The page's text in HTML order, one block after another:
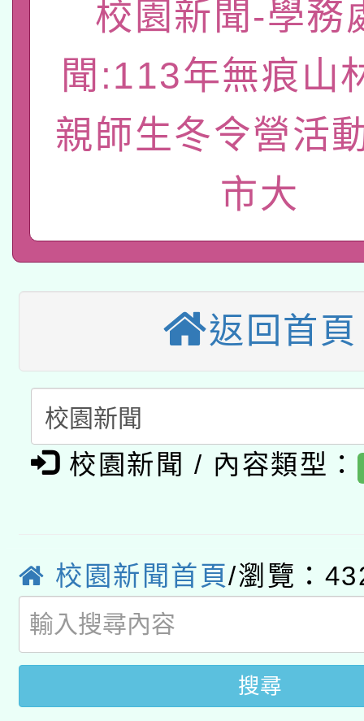
年度健康促進學校輔導
業成長研習」實施計畫
族教育國際趨勢與發展
轉知教育部國民及學前
新北市政府教育局辦理
師專業成長研習實施計
方素養工作坊新北場」
函轉國立臺灣師範大學
族語言臺北學習中心
「族語學習班」招生簡
轉知有關國立成功大學
件」活動簡章
教育部國民及學前教育
年度COVID-19疫苗接
接種之民眾」措施，延
月28日止
轉知經濟部水利署委託
業技術研究院辦理「
用水績優單位及節水達
115年8月22日(星期六
桃園市孔廟祈福系列
開 智慧啟航」
2026年桃園地景藝術
「2026桃園藝術巡演
關事宜
轉知教育部國民及學前
國立臺灣師範大學辦理
年度健康促進學校輔導
函轉國家教育研究院中
原住民族教育政策研討
轉知教育部國民及學前
新北市政府教育局辦
方素養工作坊新北場」
函轉國立臺灣師範大學
「族語學習班」招生簡
文教學共融平台-教案
件」活動簡章
教育部國民及學前教育
年度COVID-19疫苗接
接種對象擴大為「滿6
接種之民眾」措施，延
校園新聞-學務
聞:113年無痕山
親師生冬令營活
市大
返回首頁
校園新聞 / 內容類型：
校園新聞首頁/瀏覽：
搜尋